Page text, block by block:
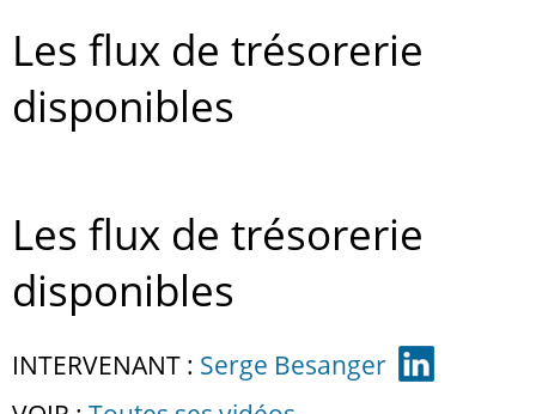
Les flux de trésorerie
disponibles
Les flux de trésorerie
disponibles
INTERVENANT : Serge Besanger